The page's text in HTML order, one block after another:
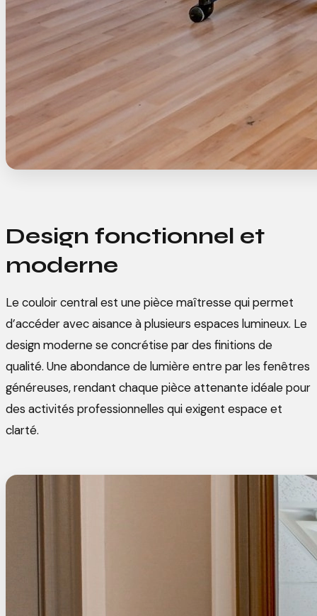
Design fonctionnel et
moderne
Le couloir central est une pièce maîtresse qui permet
d’accéder avec aisance à plusieurs espaces lumineux. Le
design moderne se concrétise par des finitions de
qualité. Une abondance de lumière entre par les fenêtres
généreuses, rendant chaque pièce attenante idéale pour
des activités professionnelles qui exigent espace et
clarté.